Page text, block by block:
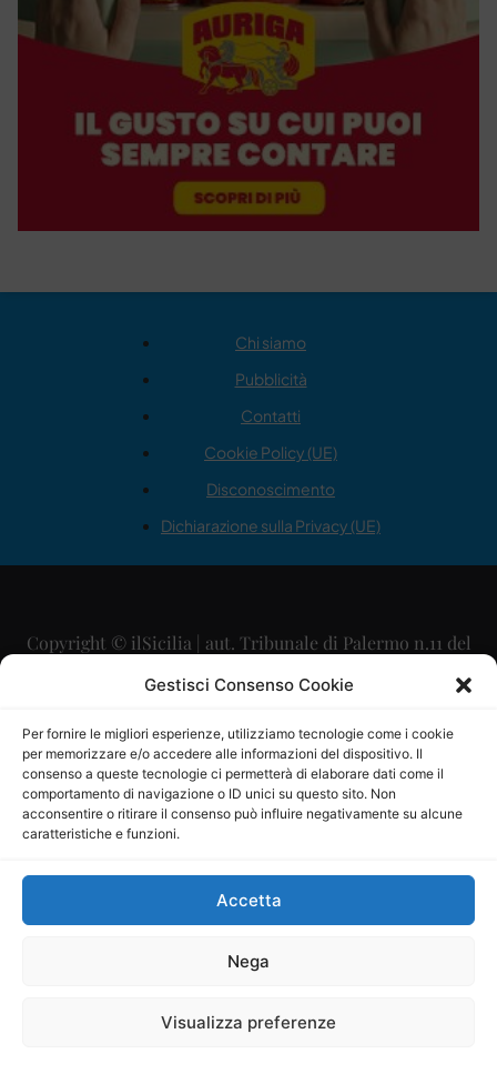
Gestisci Consenso Cookie
Per fornire le migliori esperienze, utilizziamo tecnologie come i cookie
per memorizzare e/o accedere alle informazioni del dispositivo. Il
consenso a queste tecnologie ci permetterà di elaborare dati come il
comportamento di navigazione o ID unici su questo sito. Non
acconsentire o ritirare il consenso può influire negativamente su alcune
caratteristiche e funzioni.
Accetta
Nega
Visualizza preferenze
Chi siamo
Pubblicità
Contatti
Cookie Policy (UE)
Disconoscimento
Dichiarazione sulla Privacy (UE)
Copyright © ilSicilia | aut. Tribunale di Palermo n.11 del
29/09/2015
Direttore Editoriale: Maurizio Scaglione
Direttore Responsabile: Maria Calabrese
P.IVA: 06334930820
Mercurio Comunicazione Società Cooperativa a r.l. è
iscritta al Registro degli Operatori di Comunicazione al
Sito gestito daLa Digitale srl–info@ladigitale.it